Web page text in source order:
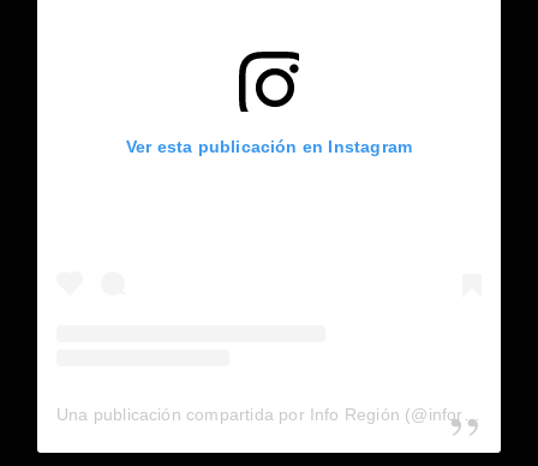
Ver esta publicación en Instagram